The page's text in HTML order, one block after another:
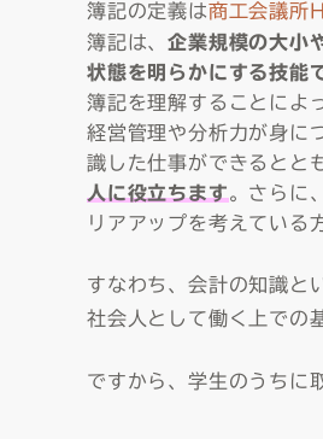
簿記の定義は商工会議所
簿記は、企業規模の大小
状態を明らかにする技能
簿記を理解することによ
経営管理や分析力が身に
識した仕事ができるとと
人に役立ちます。さらに
リアアップを考えている
すなわち、会計の知識と
社会人として働く上での
ですから、学生のうちに